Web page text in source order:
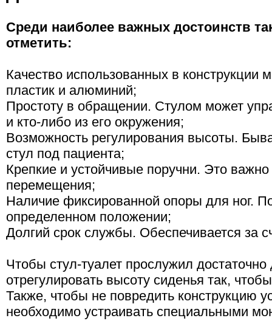
Среди наиболее важных достоинств
отметить:
Качество использованных в конструкции
пластик и алюминий;
Простоту в обращении. Стулом может
и кто-либо из его окружения;
Возможность регулирования высоты.
стул под пациента;
Крепкие и устойчивые поручни. Это
перемещения;
Наличие фиксированной опоры для ног.
определенном положении;
Долгий срок службы. Обеспечивается за
Чтобы стул-туалет прослужил
отрегулировать высоту сиденья так,
Также, чтобы не повредить конструкцию
необходимо устраивать специальными